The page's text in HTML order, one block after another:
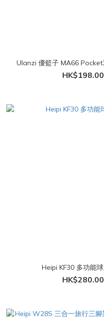
Ulanzi 優籃子 MA66
HK$198.00
Heipi KF30 多功能
HK$280.00